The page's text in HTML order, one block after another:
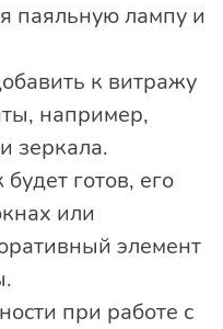
паяльную лампу и
к витражу
например,
зеркала.
готов, его
или
элемент
при работе с